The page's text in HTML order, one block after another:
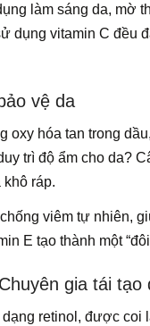
làm sáng da, mờ
dụng vitamin C đều
vệ da
oxy hóa tan trong
trì độ ẩm cho da?
ráp.
viêm tự nhiên,
E tạo thành một
gia tái tạo
retinol, được coi